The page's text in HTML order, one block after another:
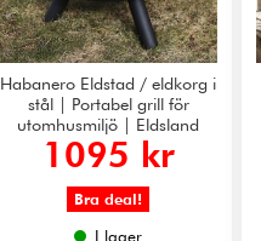
Habanero Eldstad / eldkorg i
stål | Portabel grill för
utomhusmiljö | Eldsland
1095 kr
Bra deal!
I lager